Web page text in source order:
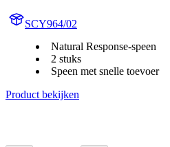
SCY964/02
Natural Response-speen
2 stuks
Speen met snelle toevoer
Product bekijken